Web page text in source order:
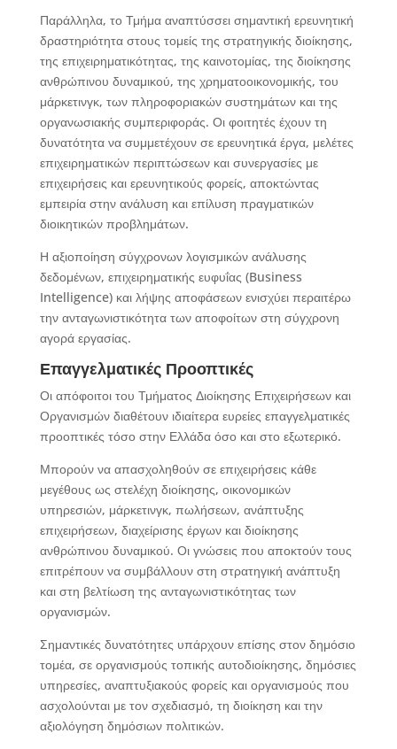
Παράλληλα, το Τμήμα αναπτύσσει σημαντική ερευνητική
δραστηριότητα στους τομείς της στρατηγικής διοίκησης,
της επιχειρηματικότητας, της καινοτομίας, της διοίκησης
ανθρώπινου δυναμικού, της χρηματοοικονομικής, του
μάρκετινγκ, των πληροφοριακών συστημάτων και της
οργανωσιακής συμπεριφοράς. Οι φοιτητές έχουν τη
δυνατότητα να συμμετέχουν σε ερευνητικά έργα, μελέτες
επιχειρηματικών περιπτώσεων και συνεργασίες με
επιχειρήσεις και ερευνητικούς φορείς, αποκτώντας
εμπειρία στην ανάλυση και επίλυση πραγματικών
διοικητικών προβλημάτων.
Η αξιοποίηση σύγχρονων λογισμικών ανάλυσης
δεδομένων, επιχειρηματικής ευφυΐας (Business
Intelligence) και λήψης αποφάσεων ενισχύει περαιτέρω
την ανταγωνιστικότητα των αποφοίτων στη σύγχρονη
αγορά εργασίας.
Επαγγελματικές Προοπτικές
Οι απόφοιτοι του Τμήματος Διοίκησης Επιχειρήσεων και
Οργανισμών διαθέτουν ιδιαίτερα ευρείες επαγγελματικές
προοπτικές τόσο στην Ελλάδα όσο και στο εξωτερικό.
Μπορούν να απασχοληθούν σε επιχειρήσεις κάθε
μεγέθους ως στελέχη διοίκησης, οικονομικών
υπηρεσιών, μάρκετινγκ, πωλήσεων, ανάπτυξης
επιχειρήσεων, διαχείρισης έργων και διοίκησης
ανθρώπινου δυναμικού. Οι γνώσεις που αποκτούν τους
επιτρέπουν να συμβάλλουν στη στρατηγική ανάπτυξη
και στη βελτίωση της ανταγωνιστικότητας των
οργανισμών.
Σημαντικές δυνατότητες υπάρχουν επίσης στον δημόσιο
τομέα, σε οργανισμούς τοπικής αυτοδιοίκησης, δημόσιες
υπηρεσίες, αναπτυξιακούς φορείς και οργανισμούς που
ασχολούνται με τον σχεδιασμό, τη διοίκηση και την
αξιολόγηση δημόσιων πολιτικών.